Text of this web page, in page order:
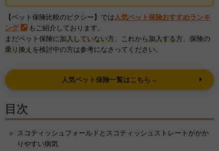
【ペット保険比較のピクシー】では人気ペット保険おすすめランキ
ング
もご紹介しております。
まだペット保険に加入していない方、これから加入する方、保険の
乗り換えを検討中の方は参考になさってください。
人気ペット保険一覧はこちら→
目次
スコティッシュフォールドとスコティッシュストレートがかか
りやすい病気